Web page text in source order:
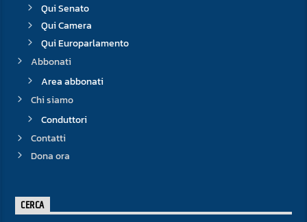
Qui Senato
Qui Camera
Qui Europarlamento
Abbonati
Area abbonati
Chi siamo
Conduttori
Contatti
Dona ora
CERCA